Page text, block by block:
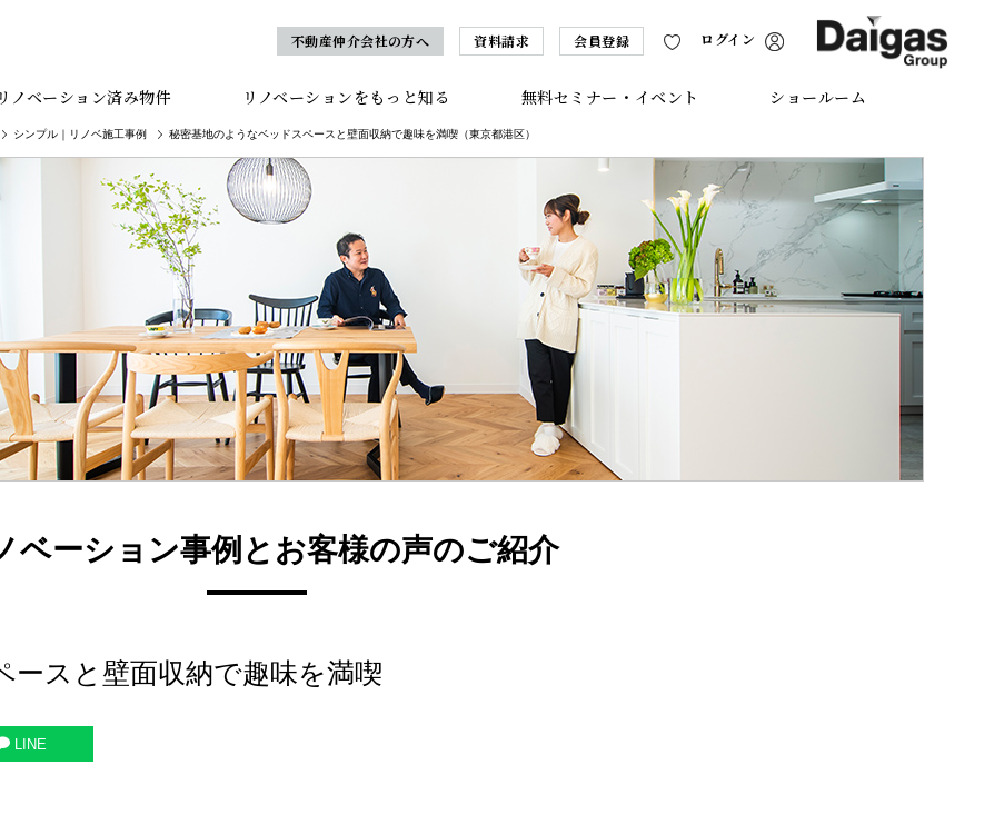
不動産仲介会社の方へ 資料請求 会員登録 ログイン
リノベーション済み物件 リノベーションをもっと知る 無料セミナー・イベント ショールーム
シンプル｜リノベ施工事例 秘密基地のようなベッドスペースと壁面収納で趣味を満喫（東京都港区）
ベーション事例とお客様の声のご紹介
スと壁面収納で趣味を満喫
LINE